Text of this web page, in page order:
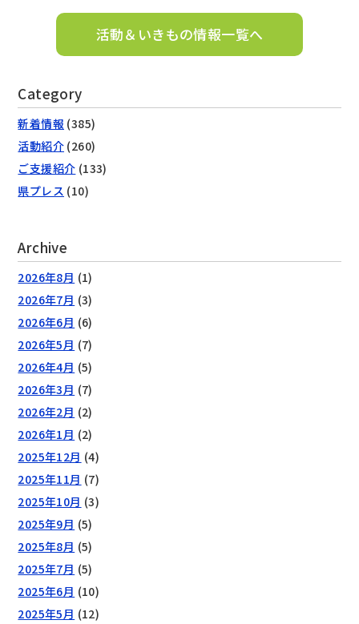
活動＆いきもの情報一覧へ
Category
新着情報 (385)
活動紹介 (260)
ご支援紹介 (133)
県プレス (10)
Archive
2026年8月 (1)
2026年7月 (3)
2026年6月 (6)
2026年5月 (7)
2026年4月 (5)
2026年3月 (7)
2026年2月 (2)
2026年1月 (2)
2025年12月 (4)
2025年11月 (7)
2025年10月 (3)
2025年9月 (5)
2025年8月 (5)
2025年7月 (5)
2025年6月 (10)
2025年5月 (12)